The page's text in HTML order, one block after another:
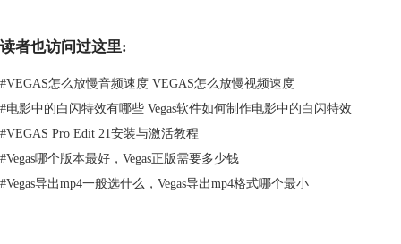
图2：安装正版vegas软件
读者也访问过这里:
#VEGAS怎么放慢音频速度 VEGAS怎么放慢视频速度
#电影中的白闪特效有哪些 Vegas软件如何制作电影中的白闪特效
#VEGAS Pro Edit 21安装与激活教程
#Vegas哪个版本最好，Vegas正版需要多少钱
#Vegas导出mp4一般选什么，Vegas导出mp4格式哪个最小